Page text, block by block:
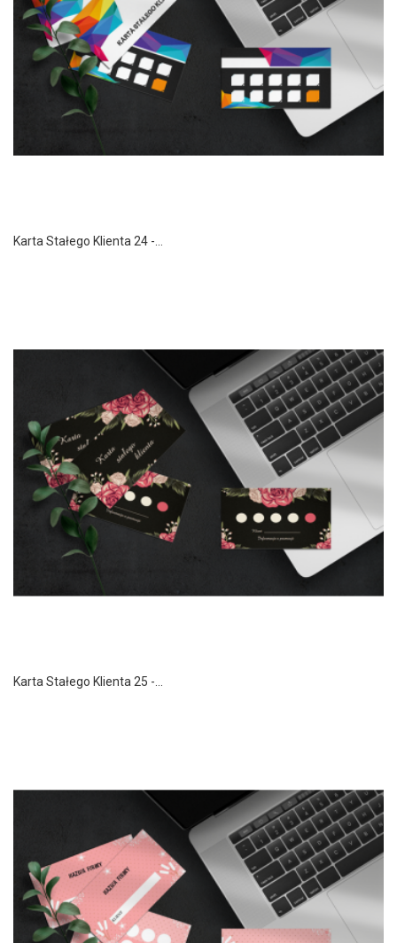
Karta Stałego Klienta 24 -...
Karta Stałego Klienta 25 -...